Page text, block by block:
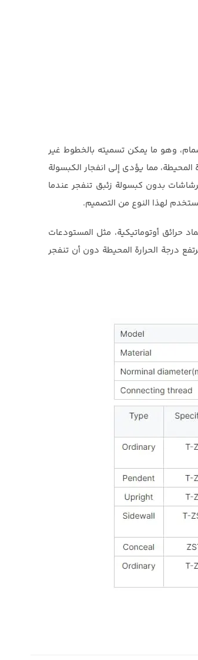
وهو ما يمكن تسميته بالخطوط غير
مما يؤدي إلى انفجار الكبسولة
بدون كبسولة زئبق تنفجر عندما
لهذا النوع من التصميم.
حرائق أوتوماتيكية، مثل المستودعات
درجة الحرارة المحيطة دون أن تنفجر